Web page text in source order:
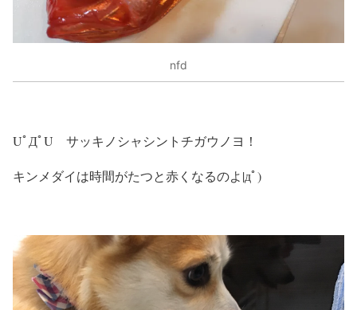
nfd
UﾟДﾟU サッキノシャシントチガウノヨ！
キンメダイは時間がたつと赤くなるのよ|дﾟ)